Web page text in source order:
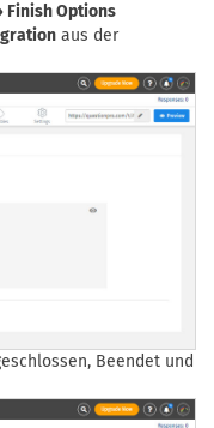
Finish Options
aus der
Beendet und